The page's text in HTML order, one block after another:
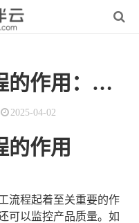
生产确认报工流程的作用：提高生产效率和监控质量
2025-04-02
的作用
流程起着至关重要的作
可以监控产品质量。如